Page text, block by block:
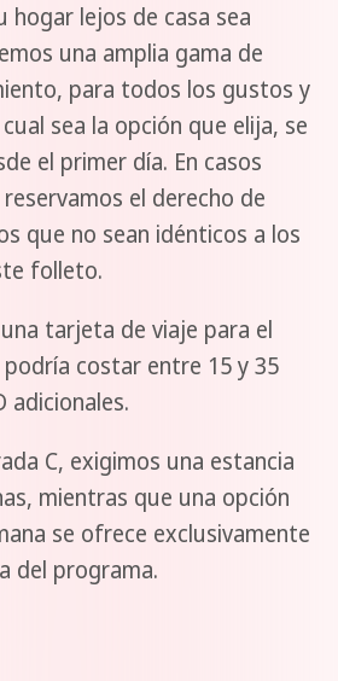
hogar lejos de casa sea
una amplia gama de
para todos los gustos y
sea la opción que elija, se
el primer día. En casos
el derecho de
que no sean idénticos a los
folleto.
tarjeta de viaje para el
costar entre 15 y 35
adicionales.
C, exigimos una estancia
mientras que una opción
se ofrece exclusivamente
del programa.